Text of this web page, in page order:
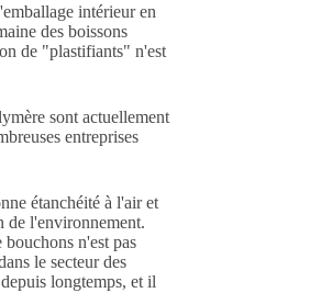
intérieur en
des boissons
de "plastifiants" n'est
sont actuellement
entreprises
étanchéité à l'air et
de l'environnement.
n'est pas
le secteur des
longtemps, et il